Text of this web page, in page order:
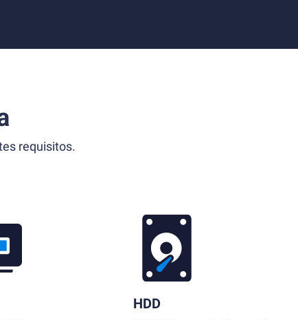
requisitos.
HDD